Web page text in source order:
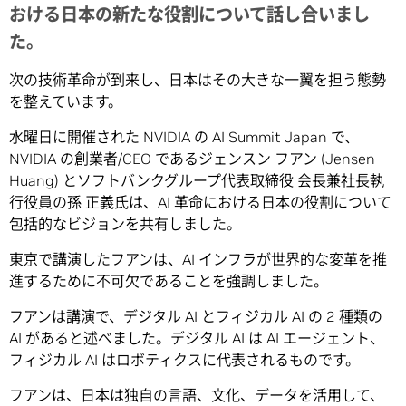
おける日本の新たな役割について話し合いまし
た。
次の技術革命が到来し、日本はその大きな一翼を担う態勢
を整えています。
水曜日に開催された NVIDIA の AI Summit Japan で、
NVIDIA の創業者/CEO であるジェンスン フアン (Jensen
Huang) とソフトバンクグループ代表取締役 会長兼社長執
行役員の孫 正義氏は、AI 革命における日本の役割について
包括的なビジョンを共有しました。
東京で講演したフアンは、AI インフラが世界的な変革を推
進するために不可欠であることを強調しました。
フアンは講演で、デジタル AI とフィジカル AI の 2 種類の
AI があると述べました。デジタル AI は AI エージェント、
フィジカル AI はロボティクスに代表されるものです。
フアンは、日本は独自の言語、文化、データを活用して、